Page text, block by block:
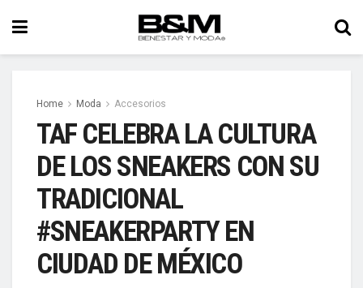
Home Moda Accesorios
TAF CELEBRA LA CULTURA
DE LOS SNEAKERS CON SU
TRADICIONAL
#SNEAKERPARTY EN
CIUDAD DE MÉXICO